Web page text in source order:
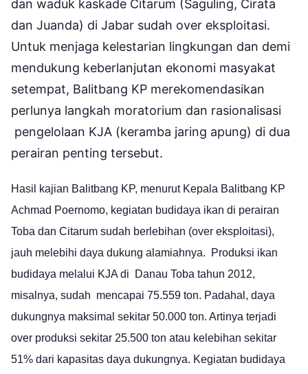
dan waduk kaskade Citarum (Saguling, Cirata
dan Juanda) di Jabar sudah over eksploitasi.
Untuk menjaga kelestarian lingkungan dan demi
mendukung keberlanjutan ekonomi masyakat
setempat, Balitbang KP merekomendasikan
perlunya langkah moratorium dan rasionalisasi
pengelolaan KJA (keramba jaring apung) di dua
perairan penting tersebut.
Hasil kajian Balitbang KP, menurut Kepala Balitbang KP
Achmad Poernomo, kegiatan budidaya ikan di perairan
Toba dan Citarum sudah berlebihan (over eksploitasi),
jauh melebihi daya dukung alamiahnya. Produksi ikan
budidaya melalui KJA di Danau Toba tahun 2012,
misalnya, sudah mencapai 75.559 ton. Padahal, daya
dukungnya maksimal sekitar 50.000 ton. Artinya terjadi
over produksi sekitar 25.500 ton atau kelebihan sekitar
51% dari kapasitas daya dukungnya. Kegiatan budidaya